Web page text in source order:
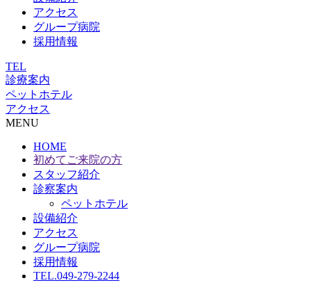
アクセス
グループ病院
採用情報
TEL
診療案内
ペットホテル
アクセス
MENU
HOME
初めてご来院の方
スタッフ紹介
診察案内
ペットホテル
設備紹介
アクセス
グループ病院
採用情報
TEL.049-279-2244